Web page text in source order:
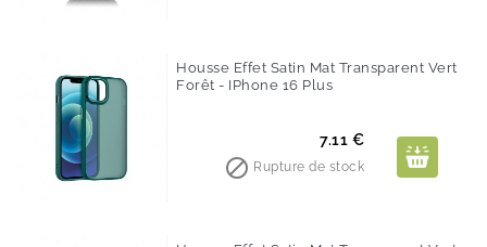
Housse Effet Satin Mat Transparent Vert
Forêt - IPhone 16 Plus
Prix
7.11 €
 Rupture de stock